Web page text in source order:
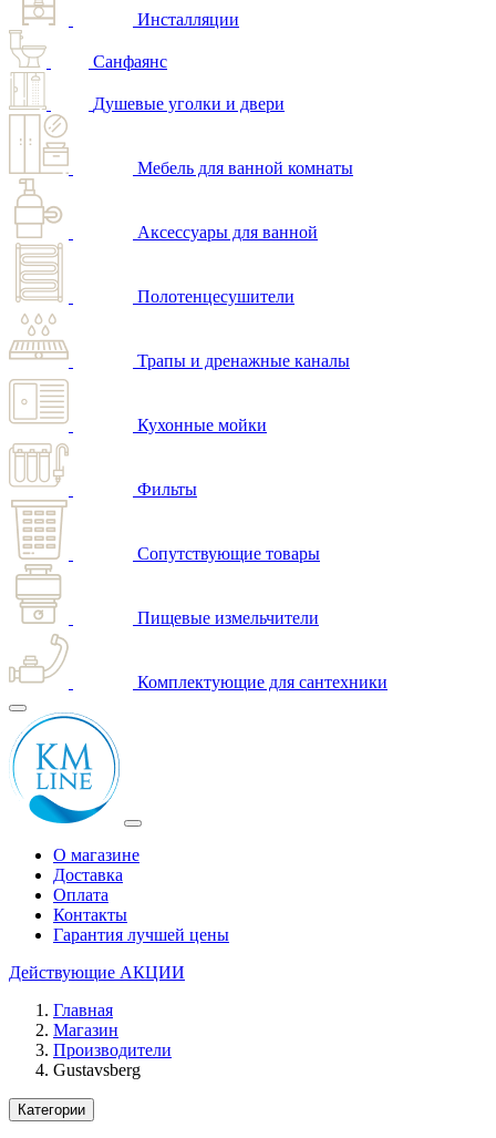
Инсталляции
Санфаянс
Душевые уголки и двери
Мебель для ванной комнаты
Аксессуары для ванной
Полотенцесушители
Трапы и дренажные каналы
Кухонные мойки
Фильты
Сопутствующие товары
Пищевые измельчители
Комплектующие для сантехники
О магазине
Доставка
Оплата
Контакты
Гарантия лучшей цены
Действующие АКЦИИ
Главная
Магазин
Производители
Gustavsberg
Категории